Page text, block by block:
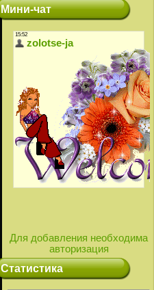
Мини-чат
Для добавления необходима
авторизация
Статистика